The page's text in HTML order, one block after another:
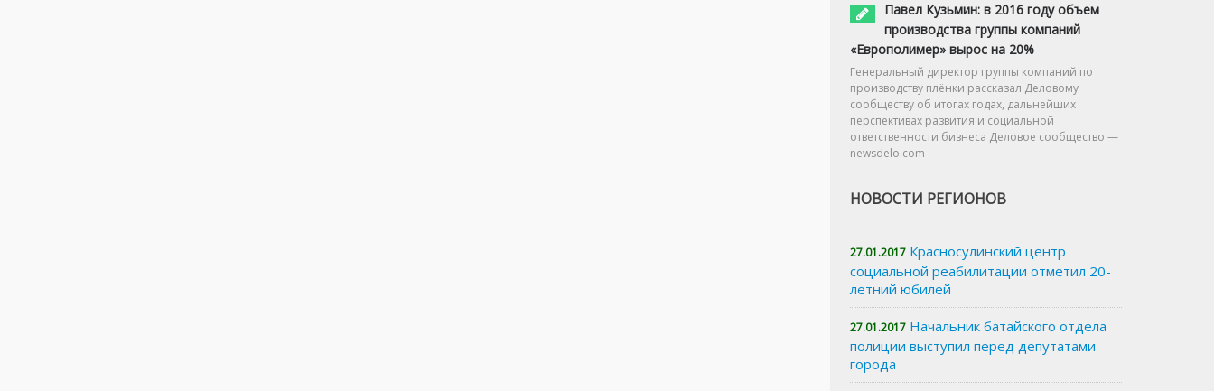
Павел Кузьмин: в 2016 году объем
производства группы компаний
«Европолимер» вырос на 20%
Генеральный директор группы компаний по
производству плёнки рассказал Деловому
сообществу об итогах годах, дальнейших
перспективах развития и социальной
ответственности бизнеса Деловое сообщество —
newsdelo.com
НОВОСТИ РЕГИОНОВ
27.01.2017 Красносулинский центр
социальной реабилитации отметил 20-
летний юбилей
27.01.2017 Начальник батайского отдела
полиции выступил перед депутатами
города